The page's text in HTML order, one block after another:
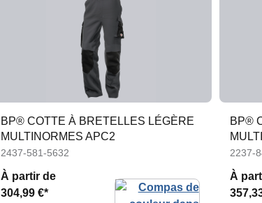
BP® COTTE À BRETELLES LÉGÈRE
MULTINORMES APC2
2437-581-5632
À partir de
304,99 €*
BP®
APC2
2237-
À